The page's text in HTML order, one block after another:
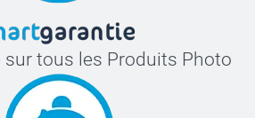
sur tous les Produits Photo